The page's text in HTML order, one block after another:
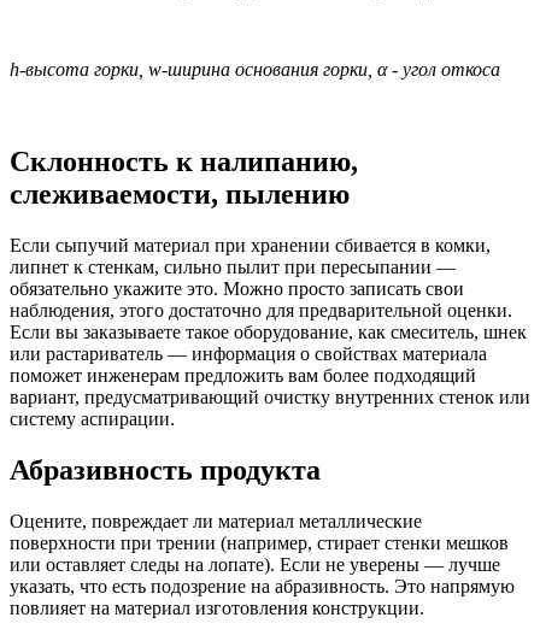
h-высота горки, w-ширина основания горки, α - угол откоса
Склонность к налипанию,
слеживаемости, пылению
Если сыпучий материал при хранении сбивается в комки,
липнет к стенкам, сильно пылит при пересыпании —
обязательно укажите это. Можно просто записать свои
наблюдения, этого достаточно для предварительной оценки.
Если вы заказываете такое оборудование, как смеситель, шнек
или растариватель — информация о свойствах материала
поможет инженерам предложить вам более подходящий
вариант, предусматривающий очистку внутренних стенок или
систему аспирации.
Абразивность продукта
Оцените, повреждает ли материал металлические
поверхности при трении (например, стирает стенки мешков
или оставляет следы на лопате). Если не уверены — лучше
указать, что есть подозрение на абразивность. Это напрямую
повлияет на материал изготовления конструкции.